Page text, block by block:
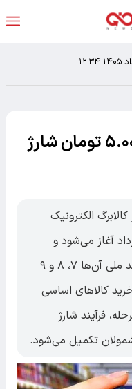
حساب این خانوار ۵.۰۰۰.۰۰۰ تومان شارژ
الکترونیک
از فردا سه‌شنبه ۲۵ خرداد آغاز می‌شود و
سرپرستان خانواری که رقم پایانی کد ملی آن‌ها ۷، ۸ و ۹
کالاهای اساسی
فرآیند شارژ